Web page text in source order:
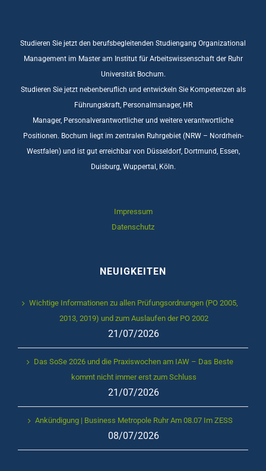
Studieren Sie jetzt den berufsbegleitenden Studiengang Organizational
Management im Master am Institut für Arbeitswissenschaft der Ruhr
Universität Bochum.
Studieren Sie jetzt nebenberuflich und entwickeln Sie Kompetenzen als
Führungskraft, Personalmanager, HR
Manager, Personalverantwortlicher und weitere verantwortliche
Positionen. Bochum liegt im zentralen Ruhrgebiet (NRW – Nordrhein-
Westfalen) und ist gut erreichbar von Düsseldorf, Dortmund, Essen,
Duisburg, Wuppertal, Köln.
Impressum
Datenschutz
NEUIGKEITEN
Wichtige Informationen zu allen Prüfungsordnungen (PO 2005,
2013, 2019) und zum Auslaufen der PO 2002
21/07/2026
Das SoSe 2026 und die Praxiswochen am IAW – Das Beste
kommt nicht immer erst zum Schluss
21/07/2026
Ankündigung | Business Metropole Ruhr Am 08.07 Im ZESS
08/07/2026